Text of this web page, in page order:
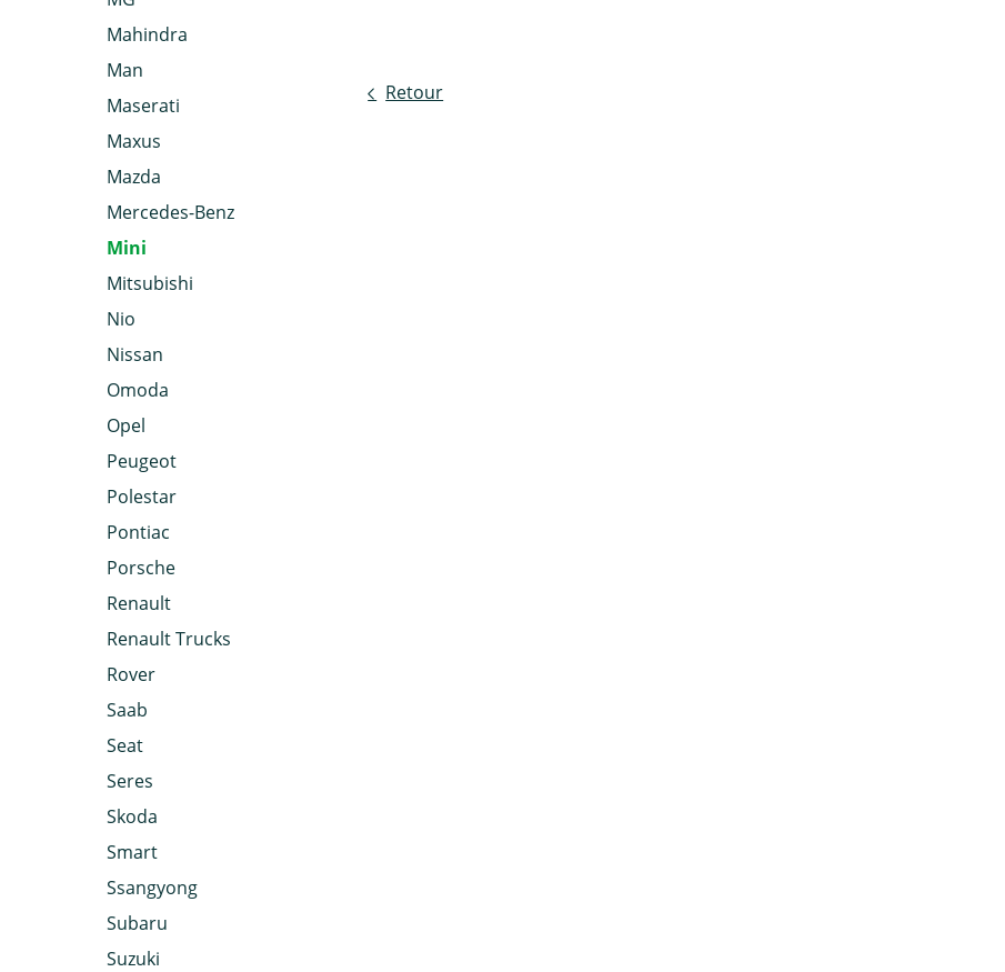
Mahindra
Man
Maserati
Maxus
Mazda
Mercedes-Benz
Mini
Mitsubishi
Nio
Nissan
Omoda
Opel
Peugeot
Polestar
Pontiac
Porsche
Renault
Renault Trucks
Rover
Saab
Seat
Seres
Skoda
Smart
Ssangyong
Subaru
Suzuki
Retour